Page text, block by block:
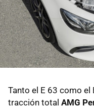
Tanto el E 63 como el
tracción total AMG